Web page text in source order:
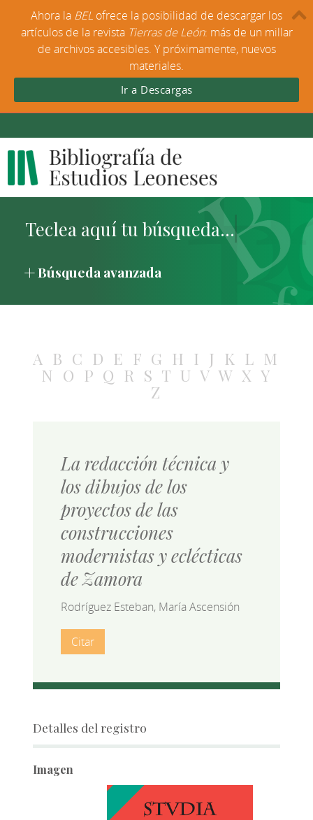
Búsqueda avanzada
A B C D E F G H I J K L M
N O P Q R S T U V W X Y
Z
La redacción técnica y
los dibujos de los
proyectos de las
construcciones
modernistas y eclécticas
de Zamora
Rodríguez Esteban, María Ascensión
Citar
Detalles del registro
Imagen
Ahora la BEL ofrece la posibilidad de descargar los
artículos de la revista Tierras de León: más de un millar
de archivos accesibles. Y próximamente, nuevos
materiales.
Ir a Descargas